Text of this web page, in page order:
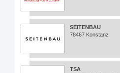
SEITENBAU
78467 Konstanz
TSA